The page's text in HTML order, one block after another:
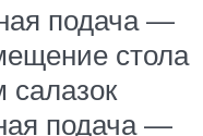
подача —
стола
подача —